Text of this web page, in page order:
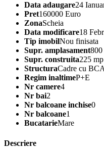
Data adaugare24
Pret160000 Euro
ZonaScheia
Data modificare18
Tip imobilNou finisata
Supr. amplasament
Supr. construita225 mp
StructuraCadre cu
Regim inaltimeP+E
Nr camere4
Nr bai2
Nr balcoane inchise0
Nr balcoane1
BucatarieMare
Descriere